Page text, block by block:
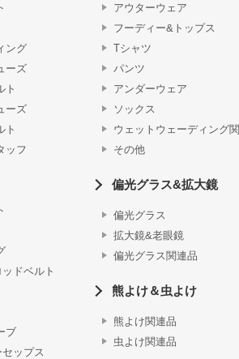
ング
ーズ
ト
ーズ
ト
ッフ
ドベルト
ブ
ップス
アウターウェア
フーディー&トップス
Tシャツ
パンツ
アンダーウェア
ソックス
ウェットウェーディング
その他
偏光グラス&拡大鏡
偏光グラス
拡大鏡&老眼鏡
偏光グラス関連品
熊よけ＆虫よけ
熊よけ関連品
虫よけ関連品